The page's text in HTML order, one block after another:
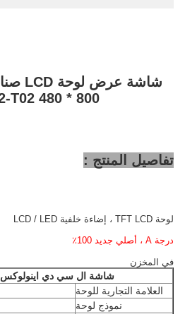
800 * 480 G070Y2-T02
تفاصيل المنتج :
لوحة TFT LCD ، إضاءة خلفية LCD / LED
درجة A ، أصلي جديد 100٪
في المخزن
شاشة ال سي دي اينولوكس
العلامة التجارية للوحة
نموذج لوحة